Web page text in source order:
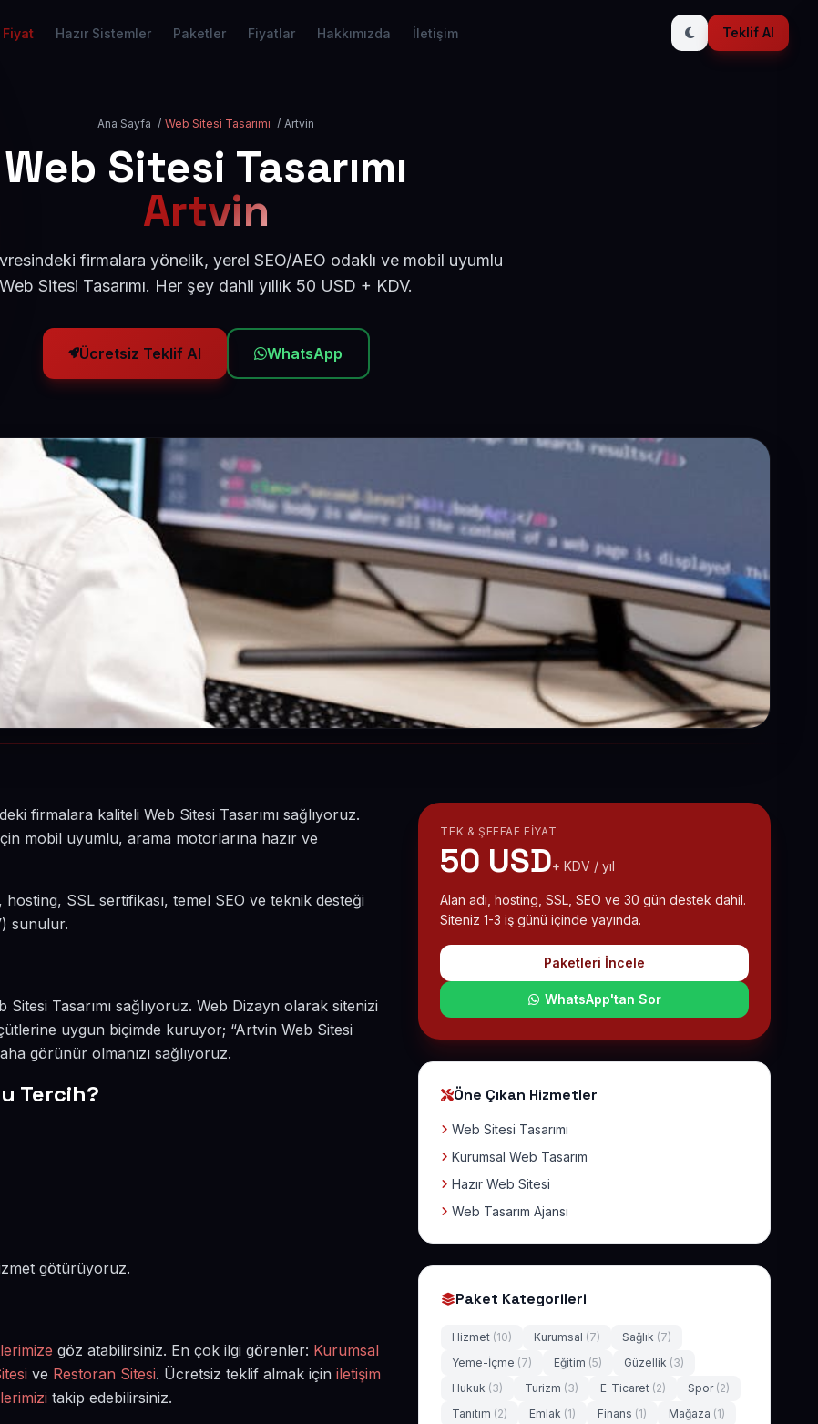
Fiyat Hazır Sistemler Paketler Fiyatlar Hakkımızda İletişim Teklif Al
Ana Sayfa / Web Sitesi Tasarımı / Artvin
Web Sitesi Tasarımı
Artvin
firmalara yönelik, yerel SEO/AEO odaklı ve mobil uyumlu
Web Sitesi Tasarımı. Her şey dahil yıllık 50 USD + KDV.
Ücretsiz Teklif Al WhatsApp
firmalara kaliteli Web Sitesi Tasarımı sağlıyoruz.
mobil uyumlu, arama motorlarına hazır ve
hosting, SSL sertifikası, temel SEO ve teknik desteği
sunulur.
Tasarımı sağlıyoruz. Web Dizayn olarak sitenizi
uygun biçimde kuruyor; “Artvin Web Sitesi
görünür olmanızı sağlıyoruz.
Tercih?
götürüyoruz.
göz atabilirsiniz. En çok ilgi görenler: Kurumsal
ve Restoran Sitesi. Ücretsiz teklif almak için iletişim
takip edebilirsiniz.
TEK & ŞEFFAF FIYAT
50 USD+ KDV / yıl
Alan adı, hosting, SSL, SEO ve 30 gün destek dahil.
Siteniz 1-3 iş günü içinde yayında.
Paketleri İncele
WhatsApp'tan Sor
Öne Çıkan Hizmetler
Web Sitesi Tasarımı
Kurumsal Web Tasarım
Hazır Web Sitesi
Web Tasarım Ajansı
Paket Kategorileri
Hizmet (10) Kurumsal (7) Sağlık (7)
Yeme-İçme (7) Eğitim (5) Güzellik (3)
Hukuk (3) Turizm (3) E-Ticaret (2) Spor (2)
Tanıtım (2) Emlak (1) Finans (1) Mağaza (1)